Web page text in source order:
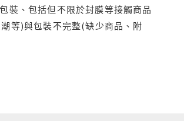
裝、包括但不限於封膜等接觸商品
等)與包裝不完整(缺少商品、附